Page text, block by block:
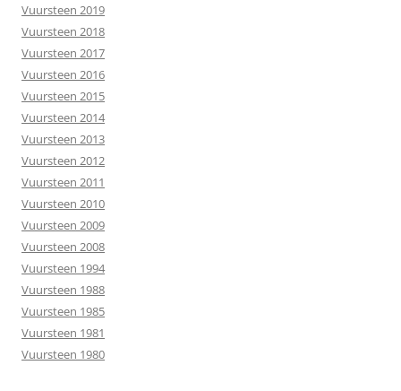
Vuursteen 2019
Vuursteen 2018
Vuursteen 2017
Vuursteen 2016
Vuursteen 2015
Vuursteen 2014
Vuursteen 2013
Vuursteen 2012
Vuursteen 2011
Vuursteen 2010
Vuursteen 2009
Vuursteen 2008
Vuursteen 1994
Vuursteen 1988
Vuursteen 1985
Vuursteen 1981
Vuursteen 1980